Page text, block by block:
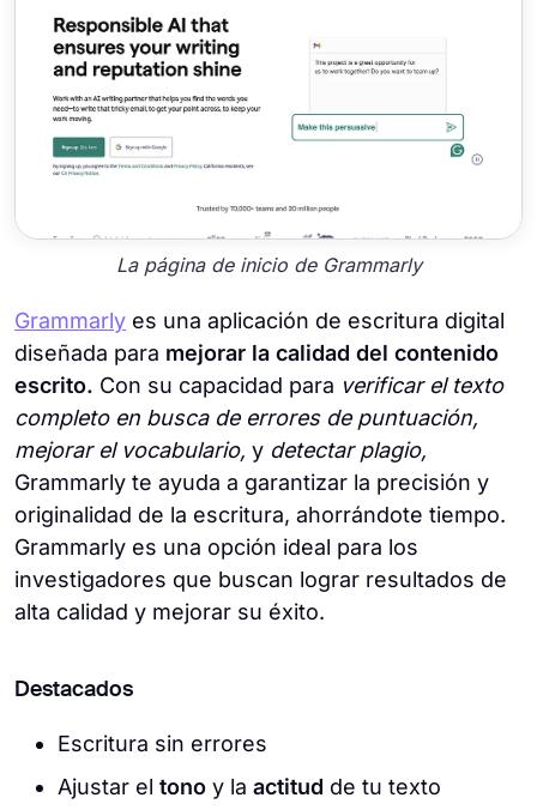
La página de inicio de Grammarly
Grammarly es una aplicación de escritura digital
diseñada para mejorar la calidad del contenido
escrito. Con su capacidad para verificar el texto
completo en busca de errores de puntuación,
mejorar el vocabulario, y detectar plagio,
Grammarly te ayuda a garantizar la precisión y
originalidad de la escritura, ahorrándote tiempo.
Grammarly es una opción ideal para los
investigadores que buscan lograr resultados de
alta calidad y mejorar su éxito.
Destacados
Escritura sin errores
Ajustar el tono y la actitud de tu texto